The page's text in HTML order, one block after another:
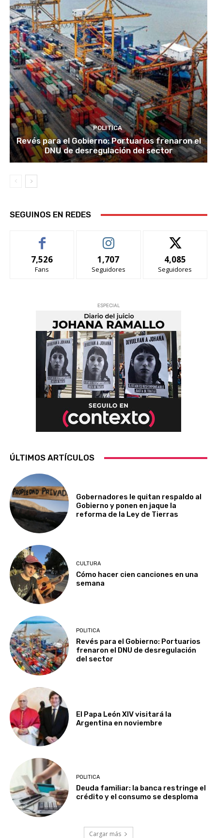
POLITICA
Revés para el Gobierno: Portuarios frenaron el
DNU de desregulación del sector
SEGUINOS EN REDES
7,526
Fans
1,707
Seguidores
4,085
Seguidores
ESPECIAL
ÚLTIMOS ARTÍCULOS
Gobernadores le quitan respaldo al
Gobierno y ponen en jaque la
reforma de la Ley de Tierras
CULTURA
Cómo hacer cien canciones en una
semana
POLITICA
Revés para el Gobierno: Portuarios
frenaron el DNU de desregulación
del sector
El Papa León XIV visitará la
Argentina en noviembre
POLITICA
Deuda familiar: la banca restringe el
crédito y el consumo se desploma
Cargar más